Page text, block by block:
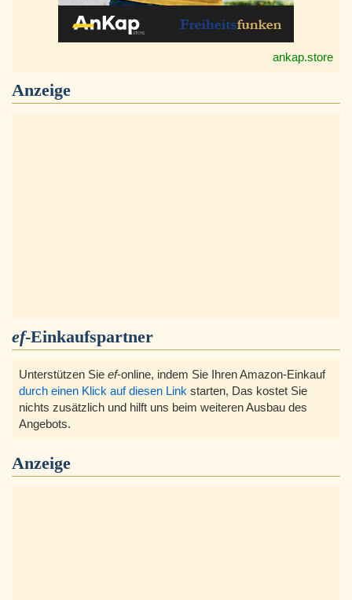
ankap.store
Anzeige
ef-Einkaufspartner
Unterstützen Sie ef-online, indem Sie Ihren Amazon-Einkauf
durch einen Klick auf diesen Link starten, Das kostet Sie
nichts zusätzlich und hilft uns beim weiteren Ausbau des
Angebots.
Anzeige